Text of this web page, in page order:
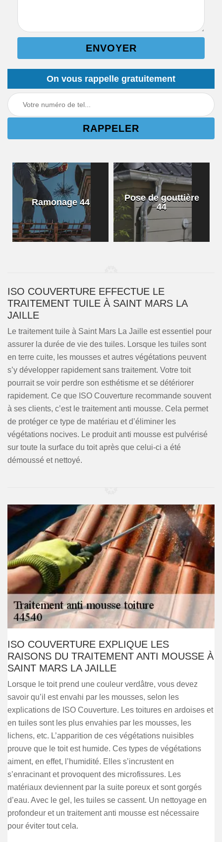
On vous rappelle gratuitement
Ramonage 44
Pose de gouttière
44
ISO COUVERTURE EFFECTUE LE
TRAITEMENT TUILE À SAINT MARS LA
JAILLE
Le traitement tuile à Saint Mars La Jaille est essentiel pour
assurer la durée de vie des tuiles. Lorsque les tuiles sont
en terre cuite, les mousses et autres végétations peuvent
s’y développer rapidement sans traitement. Votre toit
pourrait se voir perdre son esthétisme et se détériorer
rapidement. Ce que ISO Couverture recommande souvent
à ses clients, c’est le traitement anti mousse. Cela permet
de protéger ce type de matériau et d’éliminer les
végétations nocives. Le produit anti mousse est pulvérisé
sur toute la surface du toit après que celui-ci a été
démoussé et nettoyé.
ISO COUVERTURE EXPLIQUE LES
RAISONS DU TRAITEMENT ANTI MOUSSE À
SAINT MARS LA JAILLE
Lorsque le toit prend une couleur verdâtre, vous devez
savoir qu’il est envahi par les mousses, selon les
explications de ISO Couverture. Les toitures en ardoises et
en tuiles sont les plus envahies par les mousses, les
lichens, etc. L’apparition de ces végétations nuisibles
prouve que le toit est humide. Ces types de végétations
aiment, en effet, l’humidité. Elles s’incrustent en
s’enracinant et provoquent des microfissures. Les
matériaux deviennent par la suite poreux et sont gorgés
d’eau. Avec le gel, les tuiles se cassent. Un nettoyage en
profondeur et un traitement anti mousse est nécessaire
pour éviter tout cela.